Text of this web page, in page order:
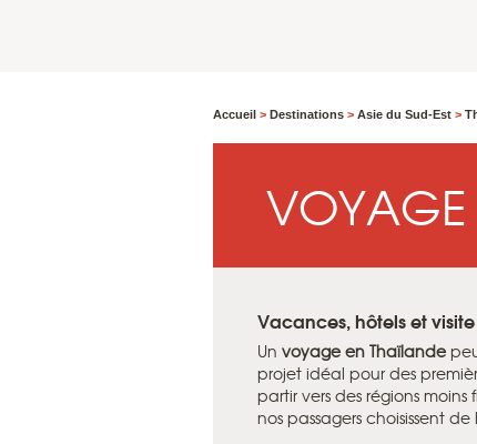
Accueil > Destinations > Asie du Sud-Est >
VOYAGE
Vacances, hôtels et
Un voyage en Thaïlande
projet idéal pour des
partir vers des régions
nos passagers choisissent